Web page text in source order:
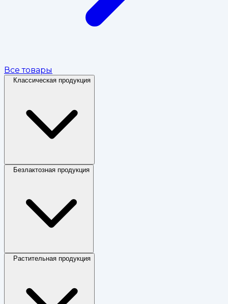
Все товары
Классическая продукция
Безлактозная продукция
Растительная продукция